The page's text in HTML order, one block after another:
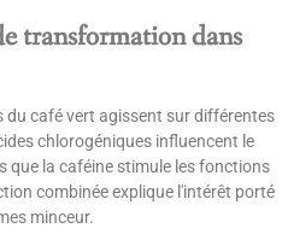
transformation dans
du café vert agissent sur différentes
chlorogéniques influencent le
que la caféine stimule les fonctions
combinée explique l'intérêt porté
minceur.